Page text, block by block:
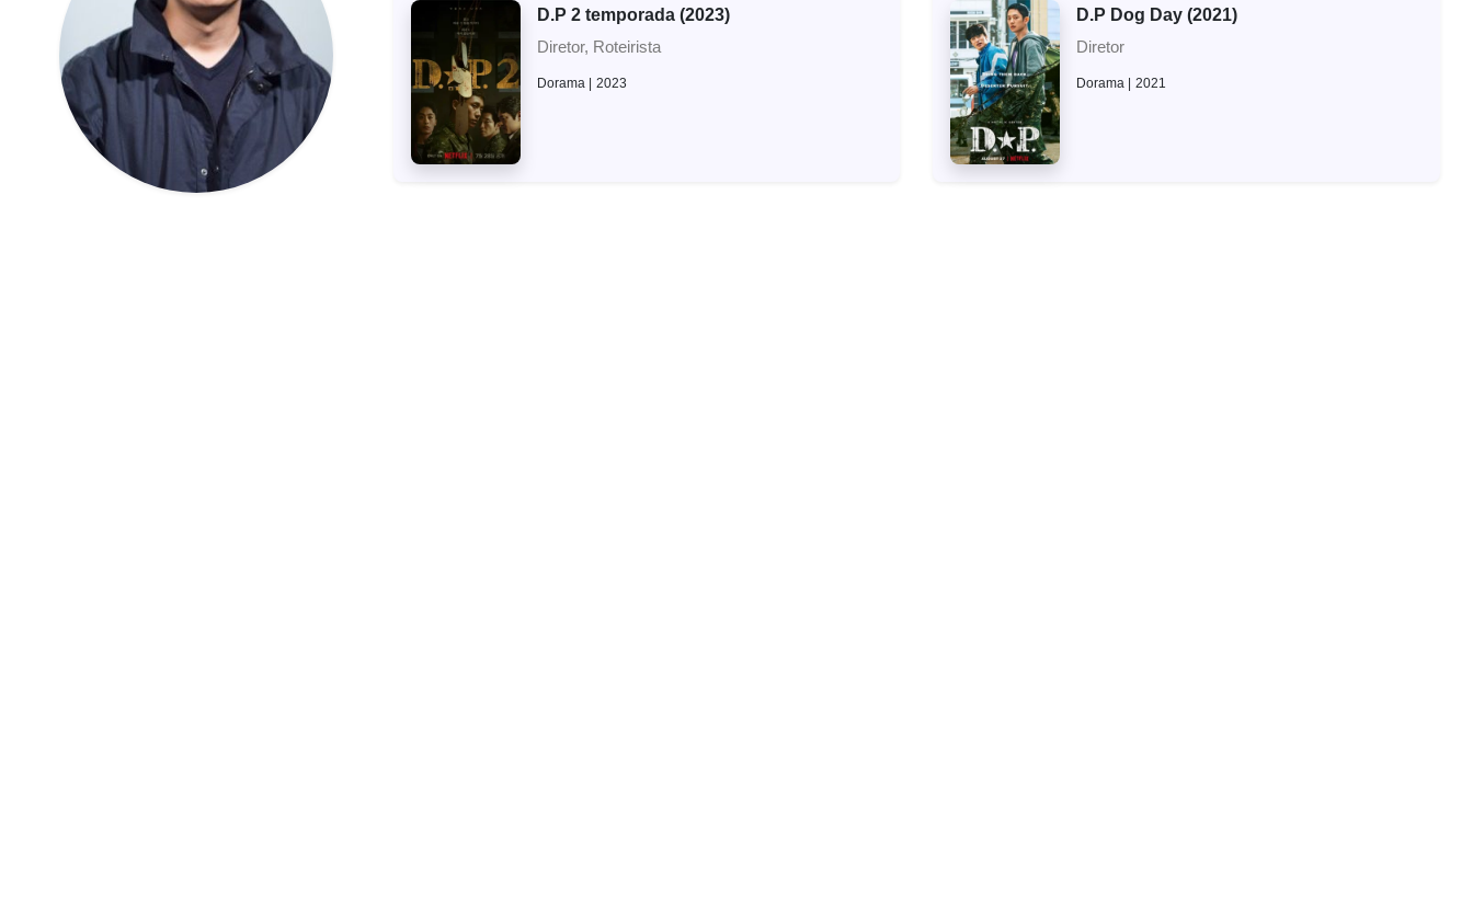
D.P 2 temporada (2023)
Diretor, Roteirista
Dorama 2023
D.P Dog Day (2021)
Diretor
Dorama 2021